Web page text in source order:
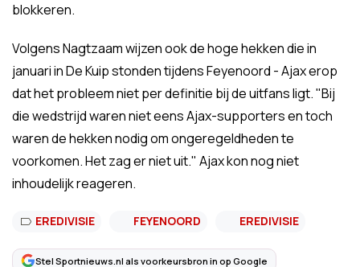
blokkeren.
Volgens Nagtzaam wijzen ook de hoge hekken die in
januari in De Kuip stonden tijdens Feyenoord - Ajax erop
dat het probleem niet per definitie bij de uitfans ligt. "Bij
die wedstrijd waren niet eens Ajax-supporters en toch
waren de hekken nodig om ongeregeldheden te
voorkomen. Het zag er niet uit." Ajax kon nog niet
inhoudelijk reageren.
EREDIVISIE FEYENOORD EREDIVISIE
Stel Sportnieuws.nl als voorkeursbron in op Google